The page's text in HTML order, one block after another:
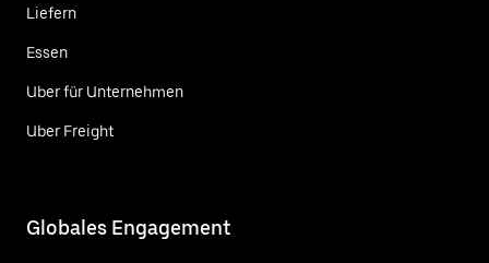
Liefern
Essen
Uber für Unternehmen
Uber Freight
Globales Engagement